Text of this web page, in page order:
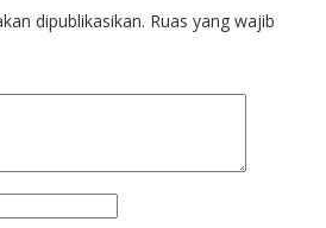
dipublikasikan. Ruas yang wajib